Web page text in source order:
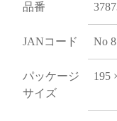
品番
JANコード No
パッケージ
サイズ
195